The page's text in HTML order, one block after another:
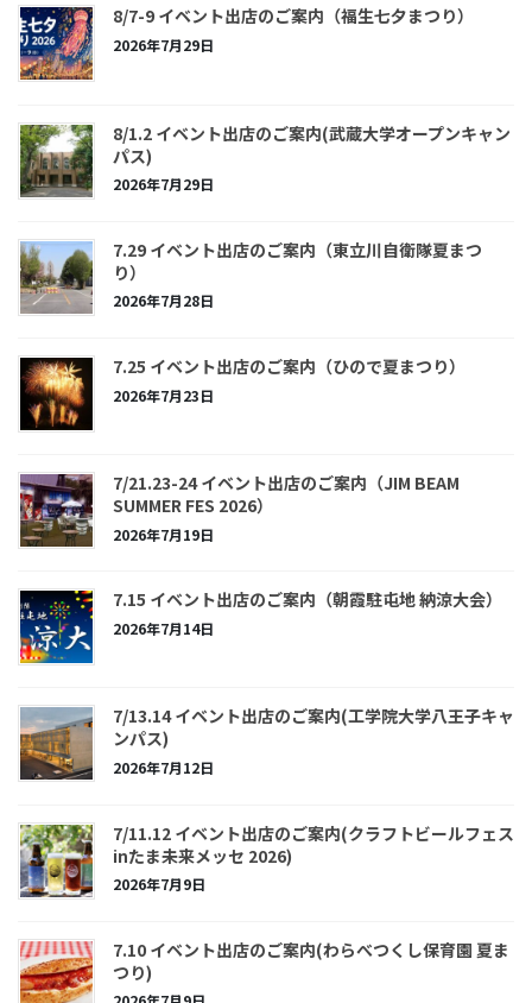
8/7-9 イベント出店のご案内（福生七夕まつり）
2026年7月29日
8/1.2 イベント出店のご案内(武蔵大学オープンキャン
パス)
2026年7月29日
7.29 イベント出店のご案内（東立川自衛隊夏まつ
り）
2026年7月28日
7.25 イベント出店のご案内（ひので夏まつり）
2026年7月23日
7/21.23-24 イベント出店のご案内（JIM BEAM
SUMMER FES 2026）
2026年7月19日
7.15 イベント出店のご案内（朝霞駐屯地 納涼大会）
2026年7月14日
7/13.14 イベント出店のご案内(工学院大学八王子キャ
ンパス)
2026年7月12日
7/11.12 イベント出店のご案内(クラフトビールフェス
inたま未来メッセ 2026)
2026年7月9日
7.10 イベント出店のご案内(わらべつくし保育園 夏ま
つり)